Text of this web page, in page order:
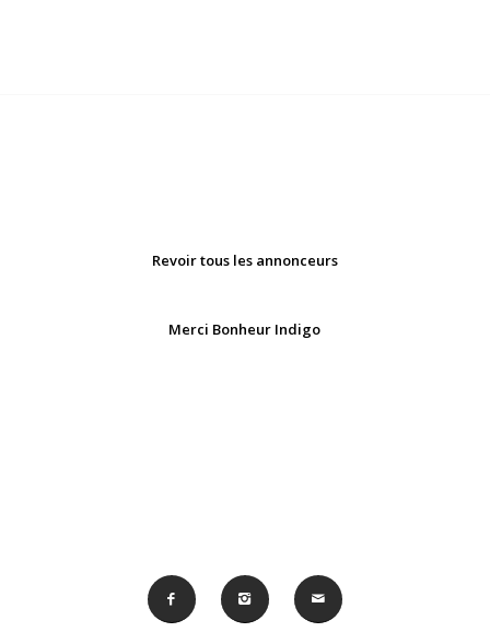
Revoir tous les annonceurs
Merci Bonheur Indigo